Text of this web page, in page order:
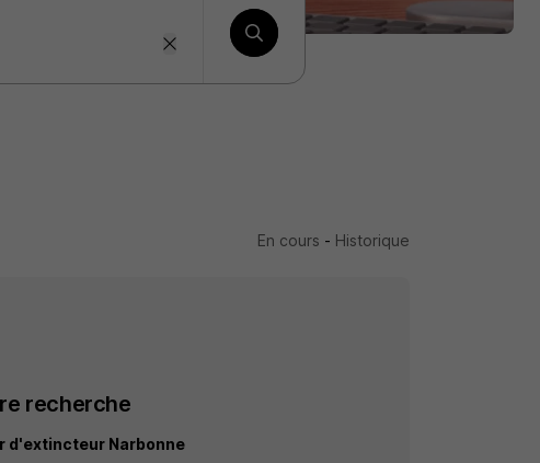
En cours - Historique
recherche
d'extincteur Narbonne